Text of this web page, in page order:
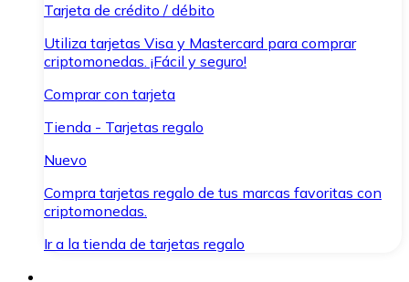
Tarjeta de crédito / débito
Utiliza tarjetas Visa y Mastercard para comprar
criptomonedas. ¡Fácil y seguro!
Comprar con tarjeta
Tienda - Tarjetas regalo
Nuevo
Compra tarjetas regalo de tus marcas favoritas con
criptomonedas.
Ir a la tienda de tarjetas regalo